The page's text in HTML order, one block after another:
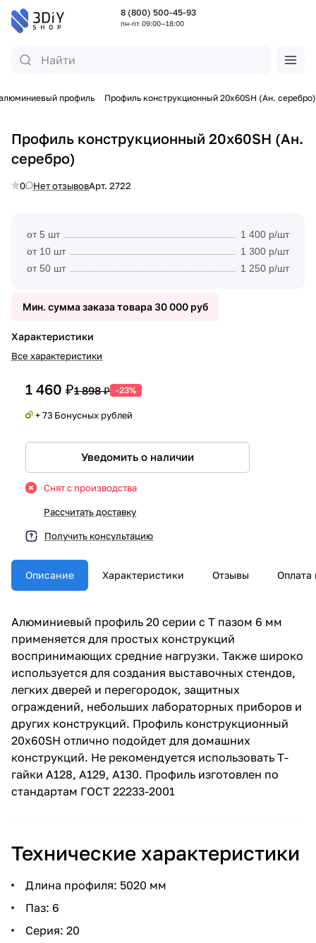
8 (800) 500-45-93
пн-пт 09:00—18:00
профиль Профиль конструкционный 20х60SH (Ан. серебро)
Профиль конструкционный 20х60SH (Ан.
серебро)
0 Нет отзывовАрт. 2722
от 5 шт
1 400 р/шт
от 10 шт
1 300 р/шт
от 50 шт
1 250 р/шт
Мин. сумма заказа товара 30 000 руб
Характеристики
Все характеристики
1 460 ₽1 898 ₽ -23%
+ 73 Бонусных рублей
Уведомить о наличии
Снят с производства
Рассчитать доставку
Получить консультацию
Описание Характеристики Отзывы Оплата
Алюминиевый профиль 20 серии с Т пазом 6 мм
применяется для простых конструкций
воспринимающих средние нагрузки. Также широко
используется для создания выставочных стендов,
легких дверей и перегородок, защитных
ограждений, небольших лабораторных приборов и
других конструкций. Профиль конструкционный
20х60SH отлично подойдет для домашних
конструкций. Не рекомендуется использовать Т-
гайки A128, A129, A130. Профиль изготовлен по
стандартам ГОСТ 22233-2001
Технические характеристики
Длина профиля: 5020 мм
Паз: 6
Серия: 20